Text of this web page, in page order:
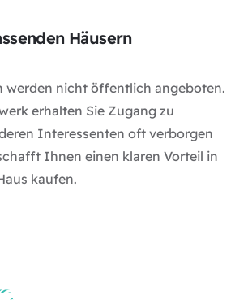
Häusern
werden nicht öffentlich angeboten.
erhalten Sie Zugang zu
Interessenten oft verborgen
Ihnen einen klaren Vorteil in
kaufen.